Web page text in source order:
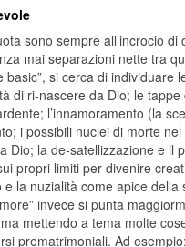
sono sempre all’incrocio
mai separazioni nette tra
basic”, si cerca di individuare
di ri-nascere da Dio; le
l’innamoramento (la
i possibili nuclei di morte
Dio; la de-satellizzazione e il
propri limiti per divenire
la nuzialità come apice della
invece si punta
mettendo a tema molte
prematrimoniali. Ad